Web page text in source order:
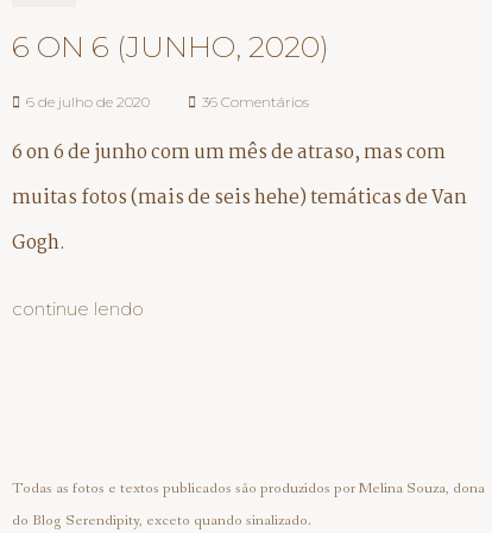
6 ON 6 (JUNHO, 2020)
6 de julho de 2020 36 Comentários
6 on 6 de junho com um mês de atraso, mas com
muitas fotos (mais de seis hehe) temáticas de Van
Gogh.
continue lendo
Todas as fotos e textos publicados são produzidos por Melina Souza, dona
do Blog Serendipity, exceto quando sinalizado.